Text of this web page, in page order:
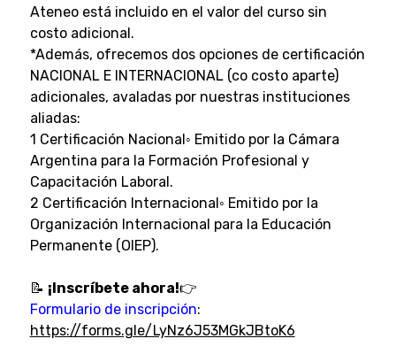
Ateneo está incluido en el valor del curso sin
costo adicional.
*Además, ofrecemos dos opciones de certificación
NACIONAL E INTERNACIONAL (co costo aparte)
adicionales, avaladas por nuestras instituciones
aliadas:
1 Certificación Nacional◦ Emitido por la Cámara
Argentina para la Formación Profesional y
Capacitación Laboral.
2 Certificación Internacional◦ Emitido por la
Organización Internacional para la Educación
Permanente (OIEP).
📝 ¡Inscríbete ahora!👉
Formulario de inscripción:
https://forms.gle/LyNz6J53MGkJBtoK6